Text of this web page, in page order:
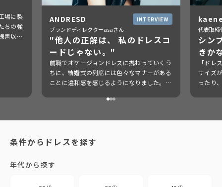
場に製
ちの強
書以上
ANDRESD INTERVIEW
ブランドディレクターasaさん
"他人の正解は、 私のドレスコ
ードじゃない。"
前職でオケージョンドレスに携わっていくう
ちに、結婚式の列席には色々なマナーがある
ことに違和感を感じるようになりました。
代表取締
シン
きか
「ドレ
サイズ
ったり
条件からドレスを探す
年代から探す